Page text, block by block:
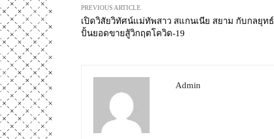
PREVIOUS ARTICLE
เปิดวิสัยวิทัศน์แม่ทัพสาว สแกนเนีย สยาม กับกลยุทธ์
ปั้นยอดขายสู้วิกฤตโควิด-19
Admin